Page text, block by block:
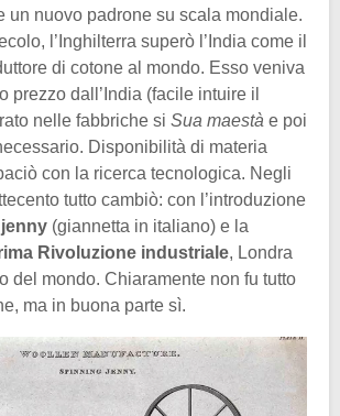
un nuovo padrone su scala mondiale.
l’Inghilterra superò l’India come il
di cotone al mondo. Esso veniva
prezzo dall’India (facile intuire il
nelle fabbriche si Sua maestà e poi
Disponibilità di materia
con la ricerca tecnologica. Negli
tutto cambiò: con l’introduzione
(giannetta in italiano) e la
Rivoluzione industriale, Londra
del mondo. Chiaramente non fu tutto
ma in buona parte sì.